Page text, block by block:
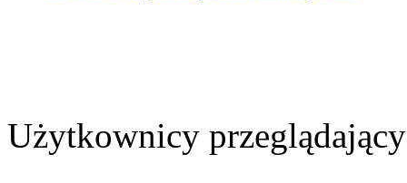
Użytkownicy